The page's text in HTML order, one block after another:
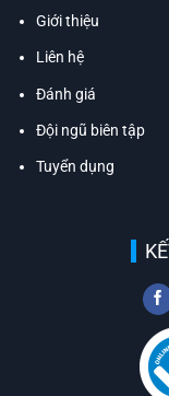
Giới thiệu
Liên hệ
Đánh giá
Đội ngũ biên tập
Tuyển dụng